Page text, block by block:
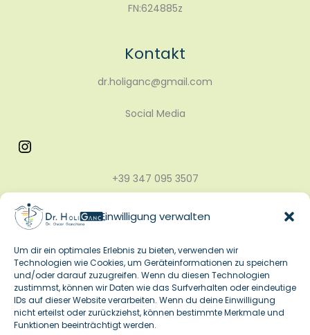
Einwilligung verwalten
Um dir ein optimales Erlebnis zu bieten, verwenden wir
Technologien wie Cookies, um Geräteinformationen zu speichern
und/oder darauf zuzugreifen. Wenn du diesen Technologien
zustimmst, können wir Daten wie das Surfverhalten oder eindeutige
IDs auf dieser Website verarbeiten. Wenn du deine Einwilligung
nicht erteilst oder zurückziehst, können bestimmte Merkmale und
Funktionen beeinträchtigt werden.
FN:624885z
Kontakt
dr.holiganc@gmail.com
Social Media
+39 347 095 3507
+43 677 647 49 924
Rechtliches
Impressum
Datenschutz
CookieBanner
FAQs